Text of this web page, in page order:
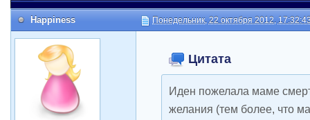
Happiness Понедельник, 22 октября 2012,
Цитата
Иден пожелала маме
желания (тем более, что